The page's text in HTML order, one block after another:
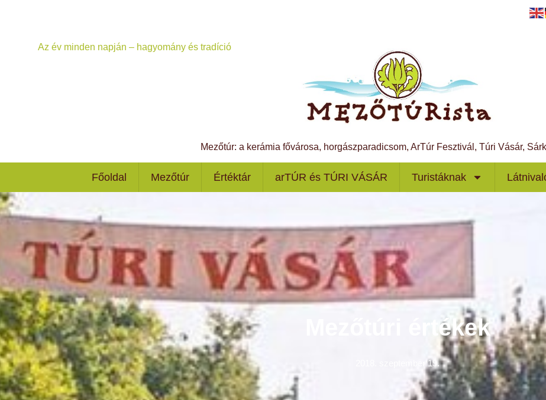
Az év minden napján – hagyomány és tradíció
Mezőtúr: a kerámia fővárosa, horgászparadicsom, ArTúr Fesztivál, Túri Vásár,
Főoldal Mezőtúr Értéktár arTÚR és TÚRI VÁSÁR Turistáknak
Mezőtúri értékek
2018. szeptember 19.